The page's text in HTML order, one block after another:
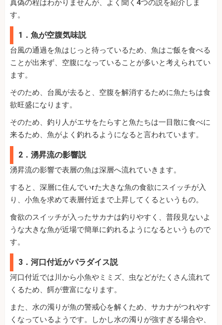
真偽の程はわかりませんが、よく聞く4つの説を紹介しま
す。
1．魚が空腹気味説
台風の通過を魚はじっと待っているため、魚はご飯を食べる
ことが出来ず、空腹になっていることが多いと考えられてい
ます。
そのため、台風が去ると、空腹を解消するために魚たちは食
欲旺盛になります。
そのため、釣り人がエサをたらすと魚たちは一目散に食べに
来るため、魚がよく釣れるようになると言われています。
2．湧昇流の影響説
湧昇流の影響で表層の魚は深層へ流れていきます。
すると、深層に住んでいrた大きな魚の食欲にスイッチが入
り、小魚を求めて表層付近まで上昇してくるというもの。
食欲のスイッチが入ったサカナは釣りやすく、普段見ないよ
うな大きな魚が近場で簡単に釣れるようになるというもので
す。
3．河口付近がパラダイス説
河口付近では川から小魚やミミズ、虫などがたくさん流れて
くるため、餌が豊富になります。
また、水の濁りが魚の警戒心を解くため、サカナがつれやす
くなっているようです。しかし水の濁りが強すぎる場合や、